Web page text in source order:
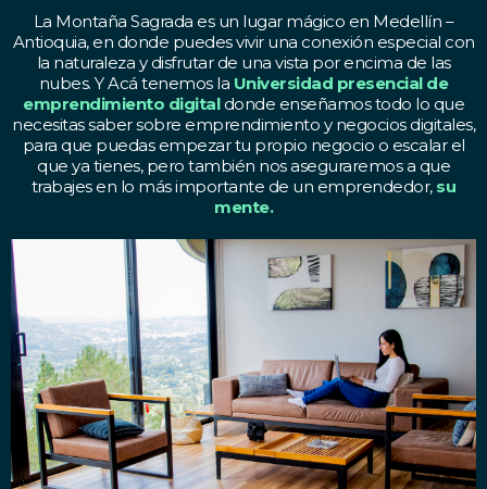
La Montaña Sagrada es un lugar mágico en Medellín –
Antioquia, en donde puedes vivir una conexión especial con
la naturaleza y disfrutar de una vista por encima de las
nubes. Y Acá tenemos la Universidad presencial de
emprendimiento digitaldonde enseñamos todo lo que
necesitas saber sobre emprendimiento y negocios digitales,
para que puedas empezar tu propio negocio o escalar el
que ya tienes, pero también nos aseguraremos a que
trabajes en lo más importante de un emprendedor, su
mente.